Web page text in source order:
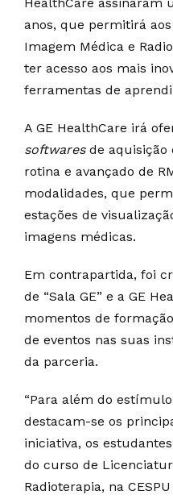
anos, que permitirá
Imagem Médica e
ter acesso aos mais
ferramentas de
A GE HealthCare irá
softwaresde aquisição
rotina e avançado de
modalidades, que
estações de
imagens médicas.
Em contrapartida, foi
de “Sala GE” e a GE
momentos de
de eventos nas suas
da parceria.
“Para além do
destacam-se os
iniciativa, os
do curso de
Radioterapia, na